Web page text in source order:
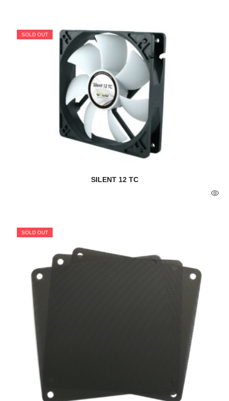
SOLD OUT
SILENT 12 TC
SOLD OUT